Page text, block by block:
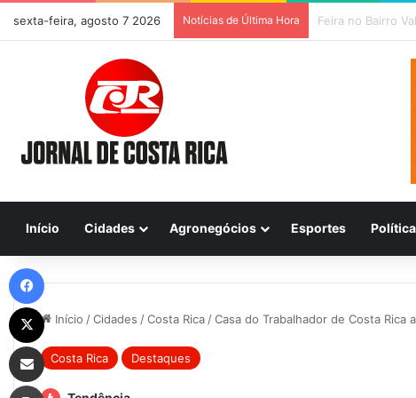
sexta-feira, agosto 7 2026 Notícias de Última Hora Previsão do
Início Cidades Agronegócios Esportes Política
Início /Cidades /Costa Rica /Casa do Trabalhador de Costa Rica
Costa Rica Destaques
Compartilhar via e-mail